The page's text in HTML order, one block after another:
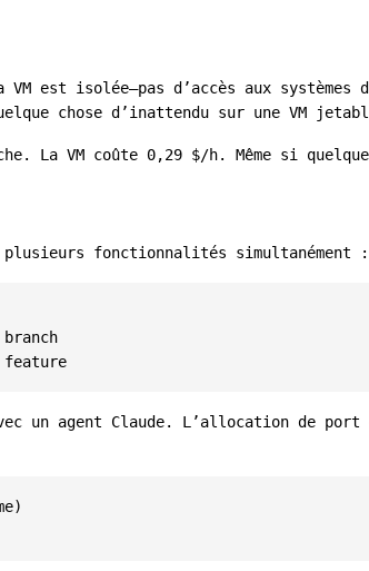
VM est isolée—pas d’accès aux
chose d’inattendu sur une VM
La VM coûte 0,29 $/h. Même si
plusieurs fonctionnalités simultanément :
un agent Claude. L’allocation de
)